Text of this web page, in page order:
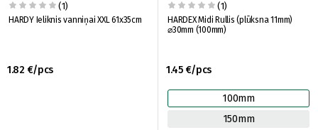
(1)
HARDY Ieliknis vanniņai XXL 61x35cm
1.82 €/pcs
(1)
HARDEX Midi Rullis (plūksna 11mm)
⌀30mm (100mm)
1.45 €/pcs
100mm
150mm